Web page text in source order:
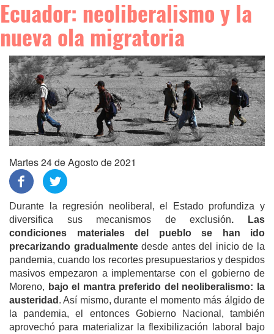
Ecuador: neoliberalismo y la
nueva ola migratoria
Martes 24 de Agosto de 2021
Durante la regresión neoliberal, el Estado profundiza y
diversifica sus mecanismos de exclusión. Las
condiciones materiales del pueblo se han ido
precarizando gradualmentedesde antes del inicio de la
pandemia, cuando los recortes presupuestarios y despidos
masivos empezaron a implementarse con el gobierno de
Moreno, bajo el mantra preferido del neoliberalismo: la
austeridad . Así mismo, durante el momento más álgido de
la pandemia, el entonces Gobierno Nacional, también
aprovechó para materializar la flexibilización laboral bajo